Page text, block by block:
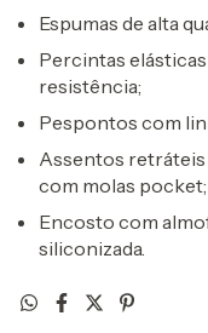
Espumas de alta
Percintas
resistência;
Pespontos com
Assentos
com molas pocket;
Encosto com
siliconizada.